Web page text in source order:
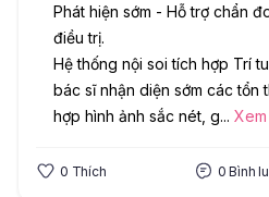
Phát hiện sớm - Hỗ trợ chẩn
điều trị.
Hệ thống nội soi tích hợp Trí
bác sĩ nhận diện sớm các tổn
hợp hình ảnh sắc nét, g...
0 Thích 0 Bình